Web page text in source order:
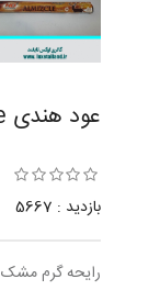
عود هندی almizcle
بازدید : 5667
رایحه گرم مشک